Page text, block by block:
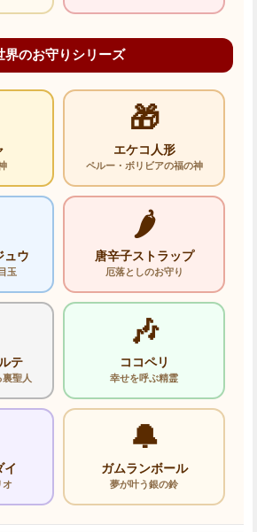
界のお守りシリーズ
🎁
エケコ人形
ペルー・ボリビアの福の神
ュウ
玉
🌶️
唐辛子ストラップ
厄落としのお守り
テ
聖人
🎶
ココペリ
幸せを呼ぶ精霊
イ
オ
🔔
ガムランボール
夢が叶う銀の鈴